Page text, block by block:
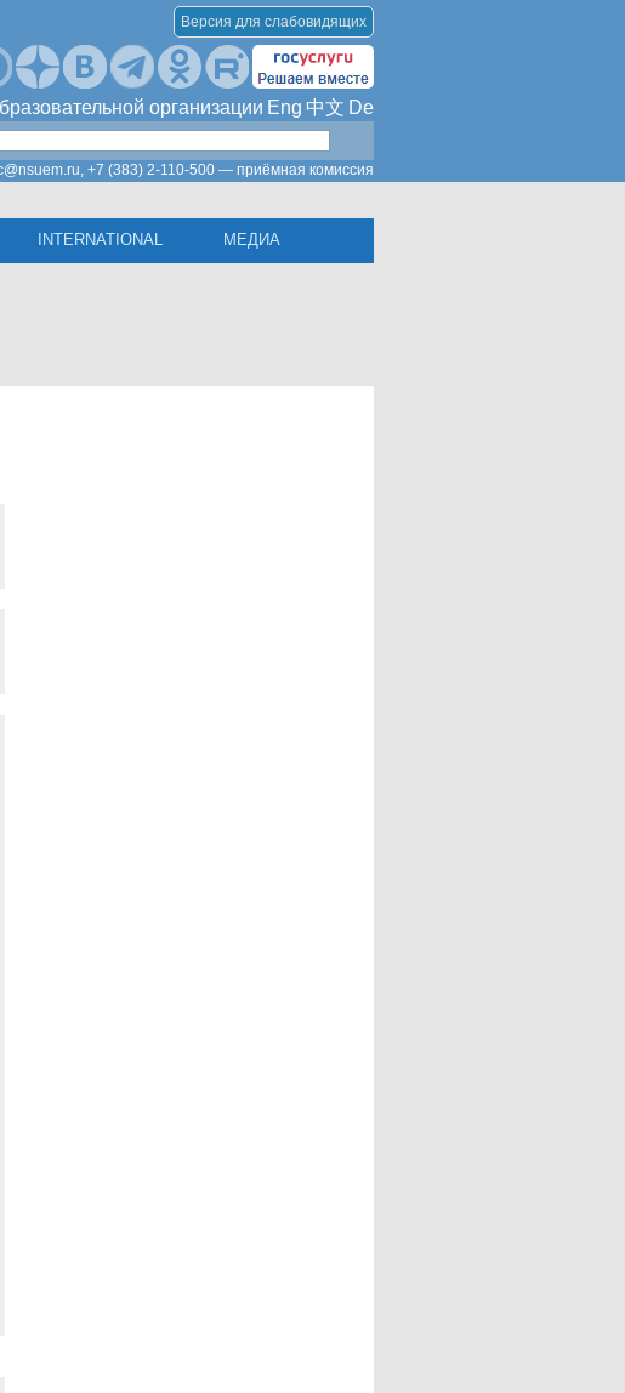
Версия для слабовидящих
организации Eng 中文 De
+7 (383) 2-110-500 — приёмная комиссия
INTERNATIONAL МЕДИА